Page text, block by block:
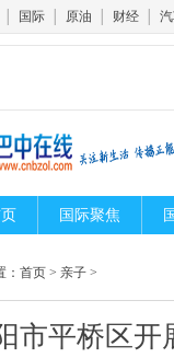
国际 原油 财经
国际聚焦
首页 > 亲子 >
市平桥区开